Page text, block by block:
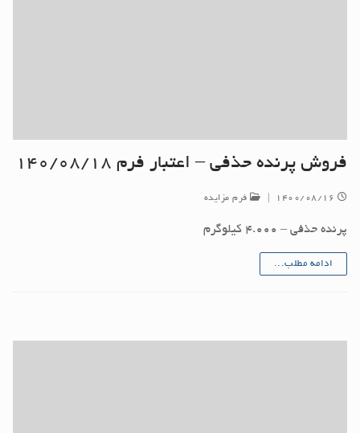
فروش پرنده حذفی – اعتبار فرم ۱۴۰/۰۸/۱۸
۱۴۰۰/۰۸/۱۶ فرم مزایده
پرنده حذفی – ۴.۰۰۰ کیلوگرم
ادامه مطلب...